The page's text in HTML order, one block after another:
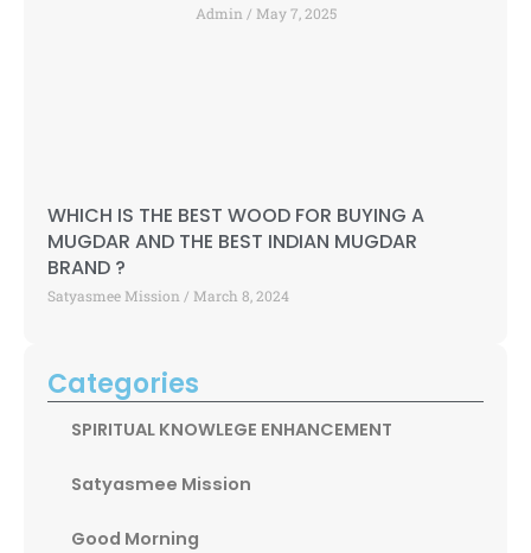
Admin May 7, 2025
WHICH IS THE BEST WOOD FOR BUYING A
MUGDAR AND THE BEST INDIAN MUGDAR
BRAND ?
Satyasmee Mission March 8, 2024
Categories
SPIRITUAL KNOWLEGE ENHANCEMENT
Satyasmee Mission
Good Morning